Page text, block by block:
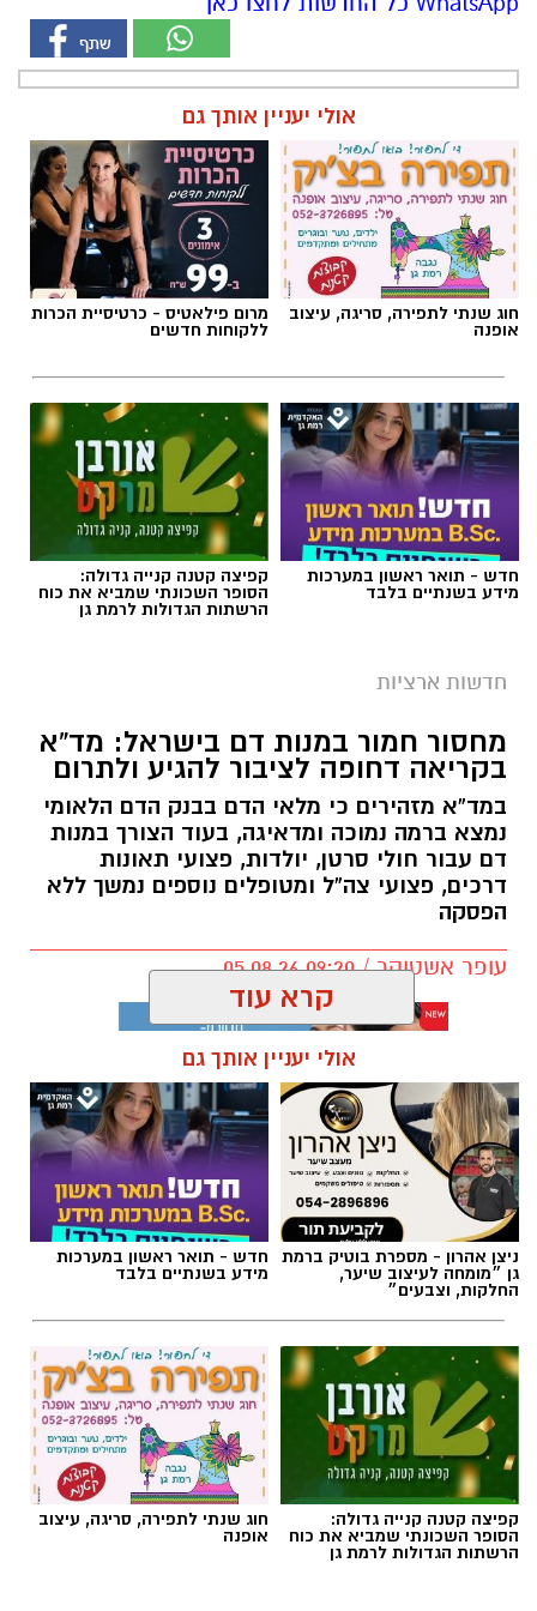
אולי יעניין אותך גם
חוג שנתי לתפירה, סריגה, עיצוב
אופנה
מרום פילאטיס - כרטיסיית הכרות
ללקוחות חדשים
חדש - תואר ראשון במערכות
מידע בשנתיים בלבד
קפיצה קטנה קנייה גדולה:
הסופר השכונתי שמביא את כוח
הרשתות הגדולות לרמת גן
חדשות ארציות
מחסור חמור במנות דם בישראל: מד”א
בקריאה דחופה לציבור להגיע ולתרום
במד”א מזהירים כי מלאי הדם בבנק הדם הלאומי
נמצא ברמה נמוכה ומדאיגה, בעוד הצורך במנות
דם עבור חולי סרטן, יולדות, פצועי תאונות
דרכים, פצועי צה”ל ומטופלים נוספים נמשך ללא
הפסקה
עופר אשטוקר / 09:20 05.08.26
תגים:מד״א , תרומת דם בנק הדם
צילום: מד"א הצלה דרום
קרא עוד
אולי יעניין אותך גם
ניצן אהרון - מספרת בוטיק ברמת
גן ״מומחה לעיצוב שיער,
החלקות, וצבעים״
חדש - תואר ראשון במערכות
מידע בשנתיים בלבד
קפיצה קטנה קנייה גדולה:
הסופר השכונתי שמביא את כוח
הרשתות הגדולות לרמת גן
חוג שנתי לתפירה, סריגה, עיצוב
אופנה